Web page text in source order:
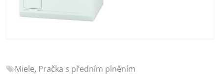
recenze,
mobilní
telefony,
Miele, Pračka s předním plněním